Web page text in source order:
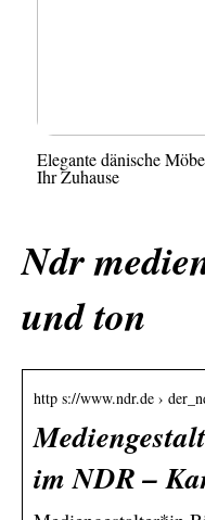
Elegante dänische
Ihr Zuhause
Ndr
und ton
http s://www.ndr.de ›
im NDR –